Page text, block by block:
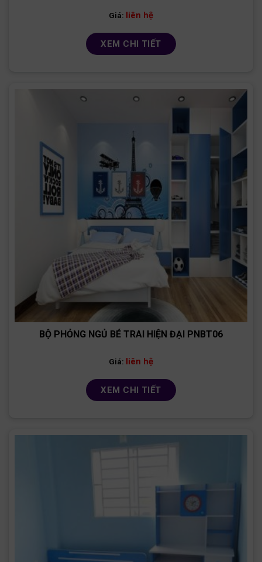
Giá: liên hệ
XEM CHI TIẾT
BỘ PHỎNG NGỦ BÉ TRAI HIỆN ĐẠI PNBT06
Giá: liên hệ
XEM CHI TIẾT